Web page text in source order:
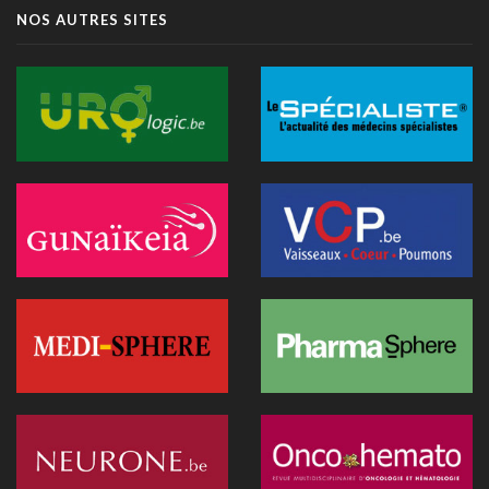
Littératie en santé digitale: une matinée d'information
TIM-HF3: l'IA vocale surpasse le suivi pondéral pour
anticiper la décompensation cardiaque
10 juillet 2026 - 12:25
dans la diffusion d'informations
07 juillet 2026 - 20:56
Les Belges restent les plus réticents d'Europe face au
diagnostic médical par l'IA (étude)
réduisant la dose de rayonnement en cathétérisme
06 juillet 2026 - 10:49
L'hôpital d'Ostende teste l'IA en consultation
NOS AUTRES SITES